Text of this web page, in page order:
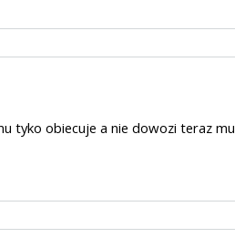
tyko obiecuje a nie dowozi teraz mu